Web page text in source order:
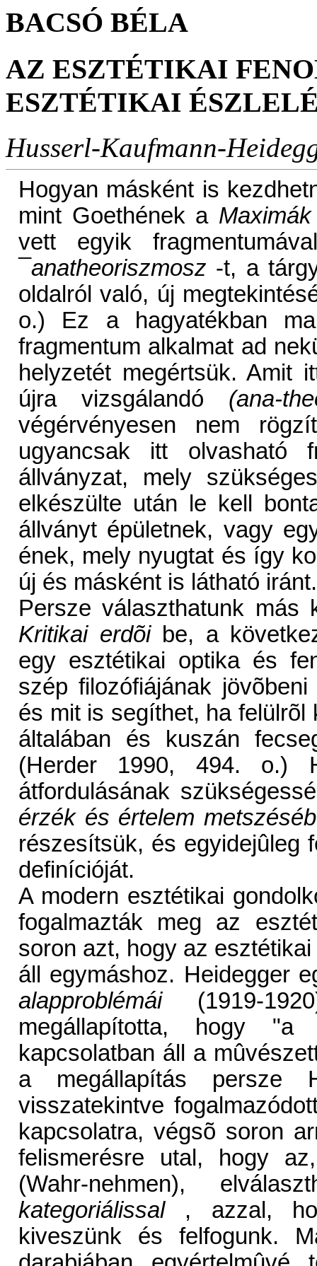
BACSÓ BÉLA
AZ ESZTÉTIKAI
ESZTÉTIKAI
Husserl-Kaufmann-
Hogyan másként is
mint Goethének a
vett egyik
¯anatheoriszmosz -t, a
oldalról való, új
o.) Ez a hagyatékban
fragmentum alkalmat ad
helyzetét megértsük. Amit
újra vizsgálandó (ana-
végérvényesen nem
ugyancsak itt olvasható
állványzat, mely
elkészülte után le kell
állványt épületnek, vagy
ének, mely nyugtat és így
új és másként is látható iránt.
Persze választhatunk más
Kritikai erdõibe, a
egy esztétikai optika és
szép filozófiájának
és mit is segíthet, ha
általában és kuszán
(Herder 1990, 494. o.)
átfordulásának
érzék és értelem
részesítsük, és egyidejûleg
definícióját.
A modern esztétikai
fogalmazták meg az
soron azt, hogy az
áll egymáshoz. Heidegger
alapproblémái(1919-
megállapította, hogy "a
kapcsolatban áll a
a megállapítás persze
visszatekintve
kapcsolatra, végsõ soron
felismerésre utal, hogy
(Wahr-nehmen),
kategoriálissal, azzal,
kiveszünk és felfogunk.